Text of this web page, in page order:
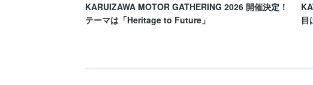
KARUIZAWA MOTOR GATHERING 2026 開催決定！
テーマは「Heritage to Future」
目